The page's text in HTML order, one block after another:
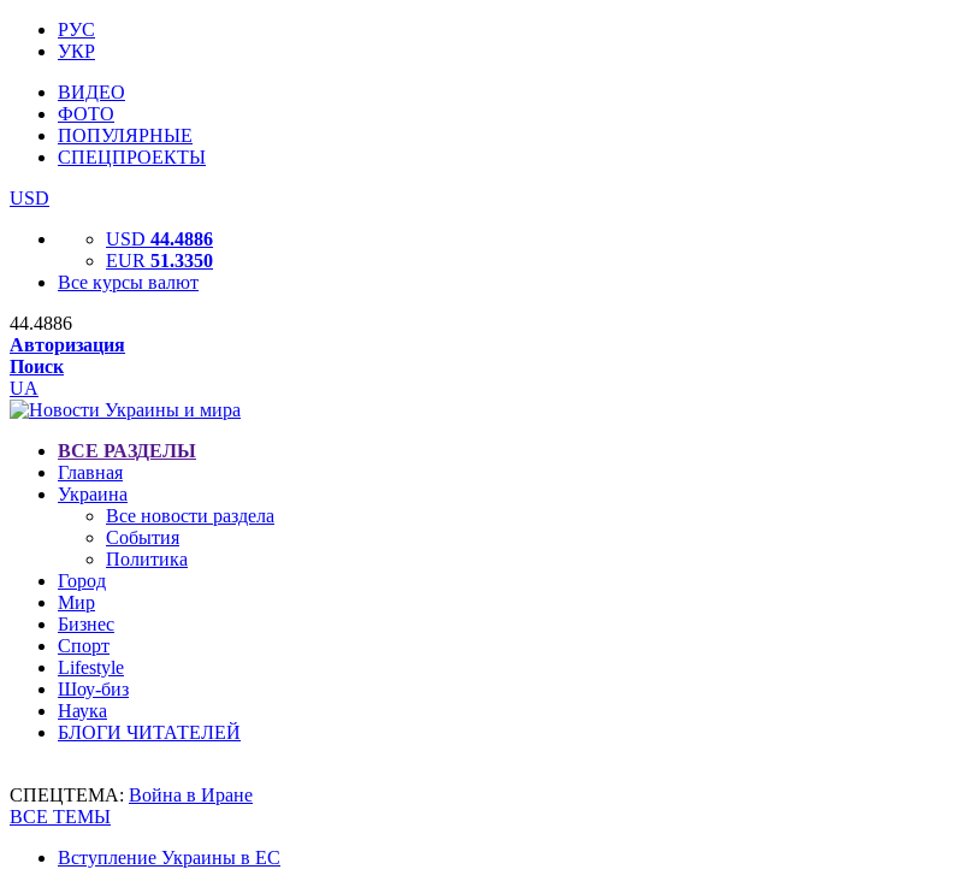
РУС
УКР
ВИДЕО
ФОТО
ПОПУЛЯРНЫЕ
СПЕЦПРОЕКТЫ
USD
USD 44.4886
EUR 51.3350
Все курсы валют
44.4886
Авторизация
Поиск
UA
ВСЕ РАЗДЕЛЫ
Главная
Украина
Все новости раздела
События
Политика
Город
Мир
Бизнес
Спорт
Lifestyle
Шоу-биз
Наука
БЛОГИ ЧИТАТЕЛЕЙ
СПЕЦТЕМА: Война в Иране
ВСЕ ТЕМЫ
Вступление Украины в ЕС